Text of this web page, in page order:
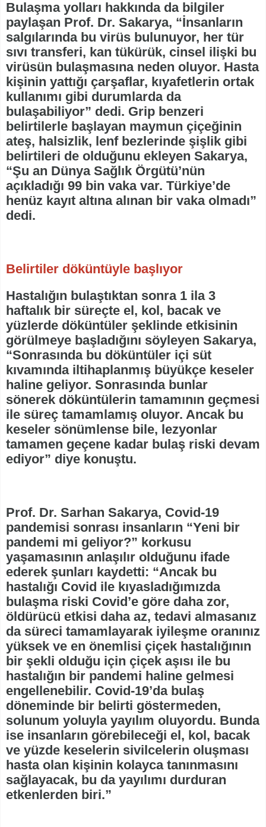
Bulaşma yolları hakkında da bilgiler
paylaşan Prof. Dr. Sakarya, “İnsanların
salgılarında bu virüs bulunuyor, her tür
sıvı transferi, kan tükürük, cinsel ilişki bu
virüsün bulaşmasına neden oluyor. Hasta
kişinin yattığı çarşaflar, kıyafetlerin ortak
kullanımı gibi durumlarda da
bulaşabiliyor” dedi. Grip benzeri
belirtilerle başlayan maymun çiçeğinin
ateş, halsizlik, lenf bezlerinde şişlik gibi
belirtileri de olduğunu ekleyen Sakarya,
“Şu an Dünya Sağlık Örgütü’nün
açıkladığı 99 bin vaka var. Türkiye’de
henüz kayıt altına alınan bir vaka olmadı”
dedi.
Belirtiler döküntüyle başlıyor
Hastalığın bulaştıktan sonra 1 ila 3
haftalık bir süreçte el, kol, bacak ve
yüzlerde döküntüler şeklinde etkisinin
görülmeye başladığını söyleyen Sakarya,
“Sonrasında bu döküntüler içi süt
kıvamında iltihaplanmış büyükçe keseler
haline geliyor. Sonrasında bunlar
sönerek döküntülerin tamamının geçmesi
ile süreç tamamlamış oluyor. Ancak bu
keseler sönümlense bile, lezyonlar
tamamen geçene kadar bulaş riski devam
ediyor” diye konuştu.
Prof. Dr. Sarhan Sakarya, Covid-19
pandemisi sonrası insanların “Yeni bir
pandemi mi geliyor?” korkusu
yaşamasının anlaşılır olduğunu ifade
ederek şunları kaydetti: “Ancak bu
hastalığı Covid ile kıyasladığımızda
bulaşma riski Covid’e göre daha zor,
öldürücü etkisi daha az, tedavi almasanız
da süreci tamamlayarak iyileşme oranınız
yüksek ve en önemlisi çiçek hastalığının
bir şekli olduğu için çiçek aşısı ile bu
hastalığın bir pandemi haline gelmesi
engellenebilir. Covid-19’da bulaş
döneminde bir belirti göstermeden,
solunum yoluyla yayılım oluyordu. Bunda
ise insanların görebileceği el, kol, bacak
ve yüzde keselerin sivilcelerin oluşması
hasta olan kişinin kolayca tanınmasını
sağlayacak, bu da yayılımı durduran
etkenlerden biri.”